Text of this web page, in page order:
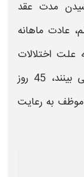
مدت عقد
عادت ماهانه
علت اختلالات
هورمونی نه یائسگی، عادت ماهانه نمی بینند، 45 روز
به رعایت